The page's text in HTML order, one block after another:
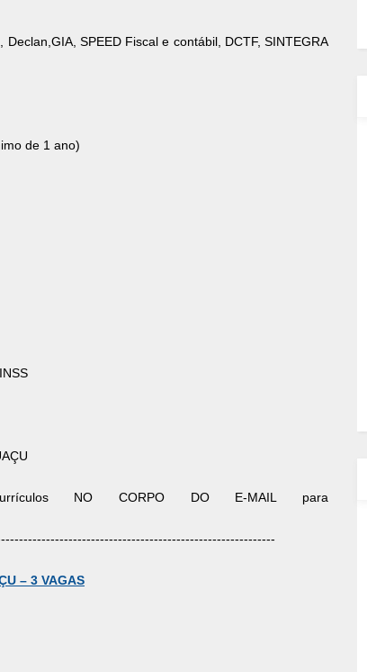
SPEED Fiscal e contábil, DCTF, SINTEGRA
de 1 ano)
NO CORPO DO E-MAIL para
– 3 VAGAS